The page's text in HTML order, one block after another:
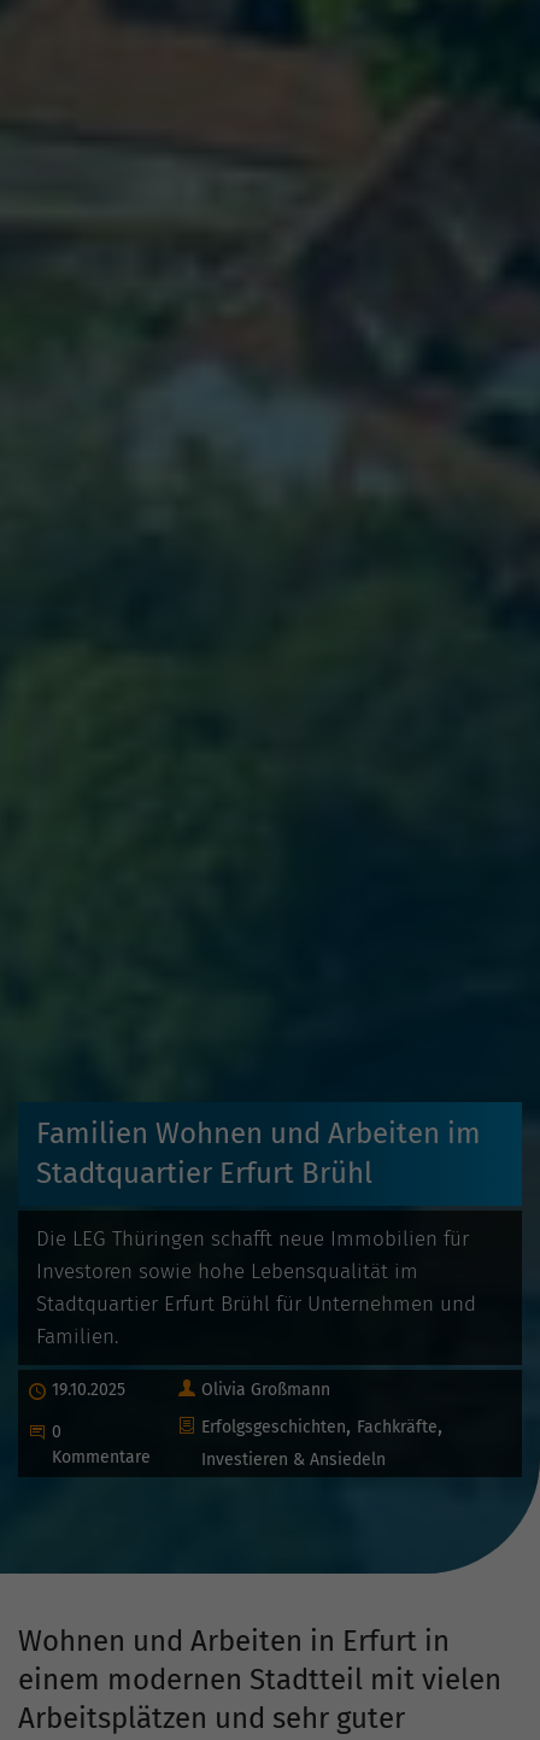
Familien Wohnen und Arbeiten im
Stadtquartier Erfurt Brühl
Die LEG Thüringen schafft neue Immobilien für
Investoren sowie hohe Lebensqualität im
Stadtquartier Erfurt Brühl für Unternehmen und
Familien.
Publiziert
19.10.2025
Beginne eine Unterhaltung
0
Kommentare
Autor
Olivia Großmann
Kategorien
Erfolgsgeschichten
Fachkräfte
Investieren & Ansiedeln
Wohnen und Arbeiten in Erfurt in
einem modernen Stadtteil mit vielen
Arbeitsplätzen und sehr guter